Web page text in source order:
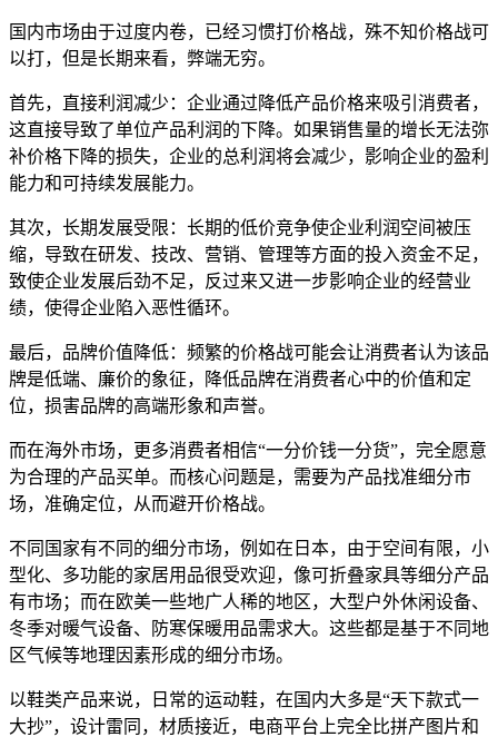
国内市场由于过度内卷，已经习惯打价格战，殊不知价格战可
以打，但是长期来看，弊端无穷。
首先，直接利润减少：企业通过降低产品价格来吸引消费者，
这直接导致了单位产品利润的下降。如果销售量的增长无法弥
补价格下降的损失，企业的总利润将会减少，影响企业的盈利
能力和可持续发展能力。
其次，长期发展受限：长期的低价竞争使企业利润空间被压
缩，导致在研发、技改、营销、管理等方面的投入资金不足，
致使企业发展后劲不足，反过来又进一步影响企业的经营业
绩，使得企业陷入恶性循环。
最后，品牌价值降低：频繁的价格战可能会让消费者认为该品
牌是低端、廉价的象征，降低品牌在消费者心中的价值和定
位，损害品牌的高端形象和声誉。
而在海外市场，更多消费者相信“一分价钱一分货”，完全愿意
为合理的产品买单。而核心问题是，需要为产品找准细分市
场，准确定位，从而避开价格战。
不同国家有不同的细分市场，例如在日本，由于空间有限，小
型化、多功能的家居用品很受欢迎，像可折叠家具等细分产品
有市场；而在欧美一些地广人稀的地区，大型户外休闲设备、
冬季对暖气设备、防寒保暖用品需求大。这些都是基于不同地
区气候等地理因素形成的细分市场。
以鞋类产品来说，日常的运动鞋，在国内大多是“天下款式一
大抄”，设计雷同，材质接近，电商平台上完全比拼产图片和